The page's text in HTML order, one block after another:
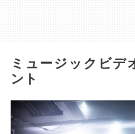
ミュージックビデ
ント